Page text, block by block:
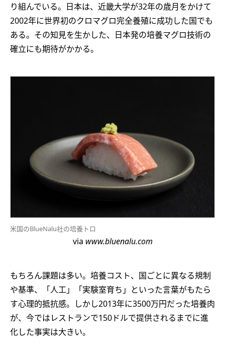
り組んでいる。日本は、近畿大学が32年の歳月をかけて
2002年に世界初のクロマグロ完全養殖に成功した国でも
ある。その知見を生かした、日本発の培養マグロ技術の
確立にも期待がかかる。
米国のBlueNalu社の培養トロ
via www.bluenalu.com
もちろん課題は多い。培養コスト、国ごとに異なる規制
や基準、「人工」「実験室育ち」といった言葉がもたら
す心理的抵抗感。しかし2013年に3500万円だった培養肉
が、今ではレストランで150ドルで提供されるまでに進
化した事実は大きい。